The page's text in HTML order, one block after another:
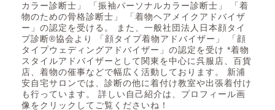
カラー診断士」 「振袖パーソナルカラー診断士」 「着
物のための骨格診断士」 「着物ヘアメイクアドバイザ
ー」の認定を受ける。 また、一般社団法人日本顔タイ
プ診断®協会より 「顔タイプ着物アドバイザー」 「顔
タイプウェディングアドバイザー」の認定を受け *着物
スタイルアドバイザーとして関東を中心に呉服店、百貨
店、着物の催事などで幅広く活動しております。 新浦
安自宅サロンでは、診断の他に着付け教室や出張着付け
も行っています。 詳しい自己紹介は、プロフィール画
像をクリックしてご覧くださいね！
似合う着物が知りた
い・・・【顔タイプ診断と
パーソナルカラー診断】
似合う振袖が知りた
い・・・【顔タイプ診断と